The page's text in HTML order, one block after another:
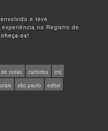
e teve
no Registro de
os!
de notas cartórios
cnj
são paulo
edital